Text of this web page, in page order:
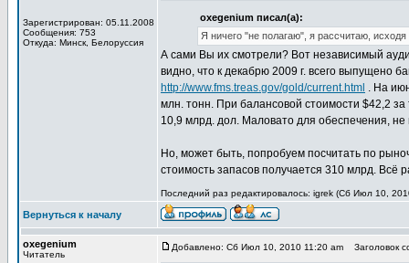
Зарегистрирован: 05.11.2008
Сообщения: 753
Откуда: Минск, Белоруссия
oxegenium писал(а):
Я ничего "не полагаю", я рассчитаю,
А сами Вы их смотрели? Вот независимый
видно, что к декабрю 2009 г. всего выпущено
http://www.fms.treas.gov/gold/current.html . На
млн. тонн. При балансовой стоимости $42,2
10,9 млрд. дол. Маловато для обеспечения, не
Но, может быть, попробуем посчитать по
стоимость запасов получается 310 млрд. Всё
Последний раз редактировалось: igrek (Сб Июл 10,
Вернуться к началу
oxegenium
Читатель
Добавлено: Сб Июл 10, 2010 11:20 am Заголовок